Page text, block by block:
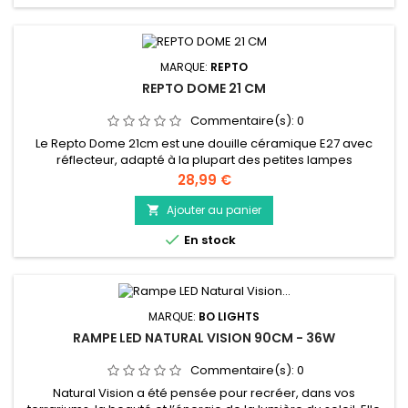
MARQUE: REPTO
REPTO DOME 21 CM
Commentaire(s): 0
Le Repto Dome 21cm est une douille céramique E27 avec
réflecteur, adapté à la plupart des petites lampes
chauffantes. 160 W max
Prix
28,99 €
 Ajouter au panier
 En stock
MARQUE: BO LIGHTS
RAMPE LED NATURAL VISION 90CM - 36W
Commentaire(s): 0
Natural Vision a été pensée pour recréer, dans vos